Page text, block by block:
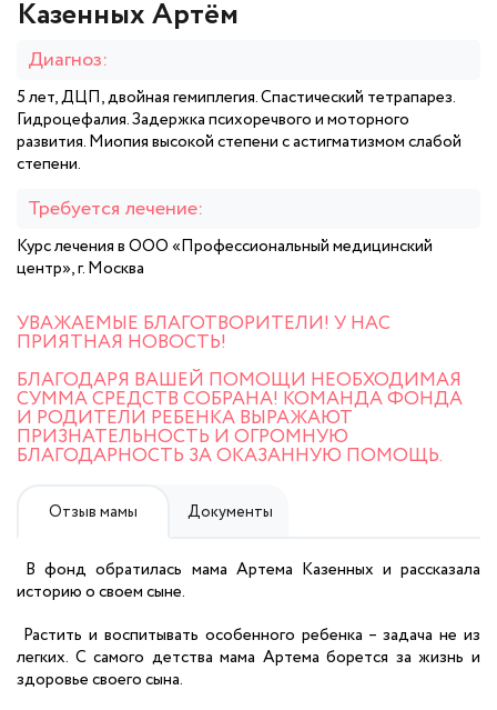
Казенных Артём
Диагноз:
5 лет, ДЦП, двойная гемиплегия. Спастический тетрапарез.
Гидроцефалия. Задержка психоречвого и моторного
развития. Миопия высокой степени с астигматизмом слабой
степени.
Требуется лечение:
Курс лечения в ООО «Профессиональный медицинский
центр», г. Москва
УВАЖАЕМЫЕ БЛАГОТВОРИТЕЛИ! У НАС
ПРИЯТНАЯ НОВОСТЬ!
БЛАГОДАРЯ ВАШЕЙ ПОМОЩИ НЕОБХОДИМАЯ
СУММА СРЕДСТВ СОБРАНА! КОМАНДА ФОНДА
И РОДИТЕЛИ РЕБЕНКА ВЫРАЖАЮТ
ПРИЗНАТЕЛЬНОСТЬ И ОГРОМНУЮ
БЛАГОДАРНОСТЬ ЗА ОКАЗАННУЮ ПОМОЩЬ.
Отзыв мамы Документы
В фонд обратилась мама Артема Казенных и рассказала
историю о своем сыне.
Растить и воспитывать особенного ребенка – задача не из
легких. С самого детства мама Артема борется за жизнь и
здоровье своего сына.